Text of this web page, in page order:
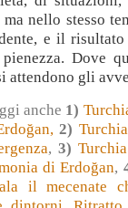
nello stesso
e il
Dove
attendono gli
anche 1)
2)
, 3)
di Erdoğan,
il mecenate